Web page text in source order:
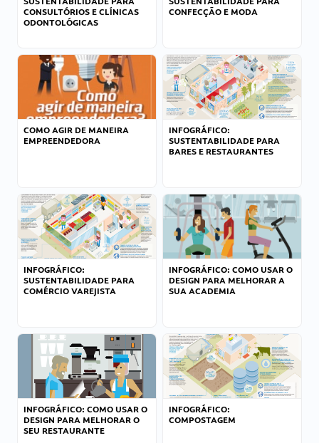
CONSULTÓRIOS E CLÍNICAS
ODONTOLÓGICAS
CONFECÇÃO E MODA
COMO AGIR DE MANEIRA
EMPREENDEDORA
INFOGRÁFICO:
SUSTENTABILIDADE PARA
BARES E RESTAURANTES
INFOGRÁFICO:
SUSTENTABILIDADE PARA
COMÉRCIO VAREJISTA
INFOGRÁFICO: COMO USAR O
DESIGN PARA MELHORAR A
SUA ACADEMIA
INFOGRÁFICO: COMO USAR O
DESIGN PARA MELHORAR O
SEU RESTAURANTE
INFOGRÁFICO:
COMPOSTAGEM